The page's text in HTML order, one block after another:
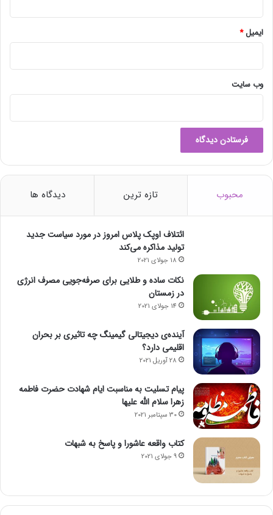
ایمیل*
وب‌ سایت
محبوب تازه ترین دیدگاه ها
ائتلاف اوپک پلاس امروز در مورد سیاست جدید
تولید مذاکره می‌کند
18 جولای 2021
نکات ساده و طلایی برای صرفه‌جویی مصرف انرژی
در زمستان
14 جولای 2021
آینده‌ی دیجیتالی گیمینگ چه تاثیری بر بحران
اقلیمی دارد؟
28 آوریل 2021
پیام تسلیت به مناسبت ایام شهادت حضرت فاطمه
زهرا سلام الله علیها
30 سپتامبر 2021
کتاب واقعه عاشورا و پاسخ به شبهات
9 جولای 2021